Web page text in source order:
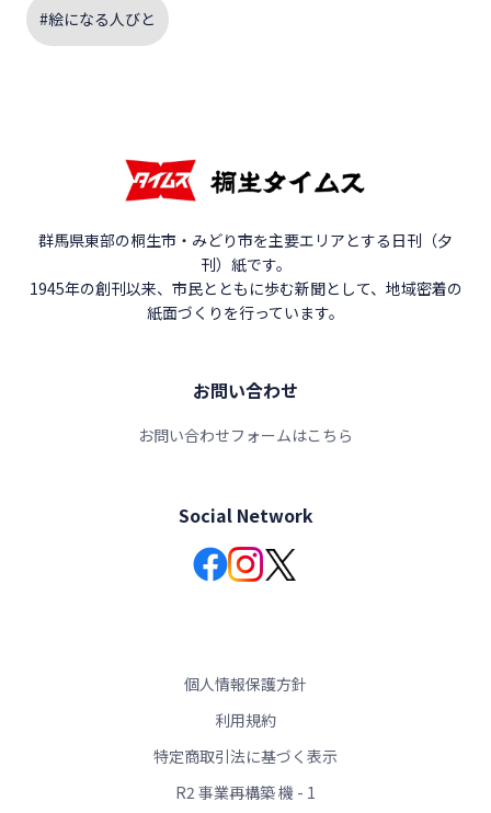
#絵になる人びと
群馬県東部の桐生市・みどり市を主要エリアとする日刊（夕
刊）紙です。
1945年の創刊以来、市民とともに歩む新聞として、地域密着の
紙面づくりを行っています。
お問い合わせ
お問い合わせフォームはこちら
Social Network
個人情報保護方針
利用規約
特定商取引法に基づく表示
R2 事業再構築 機 - 1